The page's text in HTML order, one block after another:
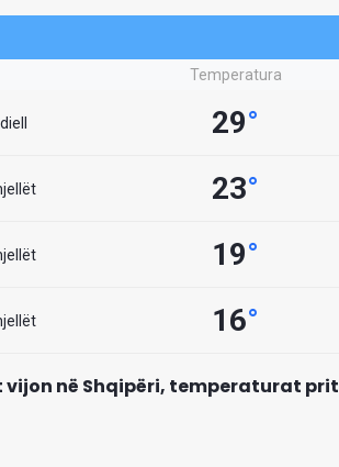
Temperatura
29°
23°
19°
16°
vijon në Shqipëri, temperaturat